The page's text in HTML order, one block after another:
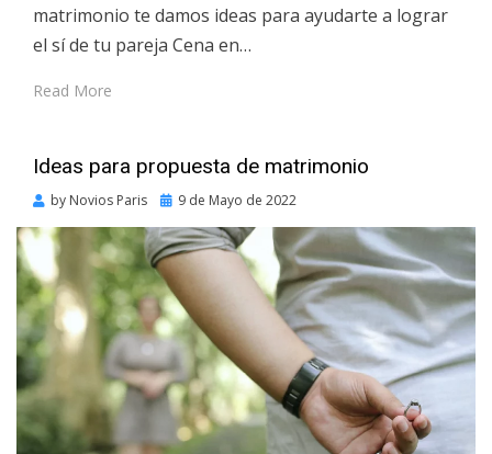
matrimonio te damos ideas para ayudarte a lograr
el sí de tu pareja Cena en…
Read More
Ideas para propuesta de matrimonio
by Novios Paris
Posted
9 de Mayo de 2022